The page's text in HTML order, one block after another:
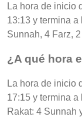
La hora de inicio
13:13 y termina
Sunnah, 4 Farz,
¿A qué hora
La hora de inicio
17:15 y termina
Rakat: 4 Sunnah